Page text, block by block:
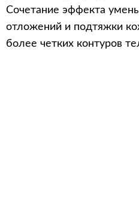
Сочетание эффекта
отложений и подтяжки
более четких контуров